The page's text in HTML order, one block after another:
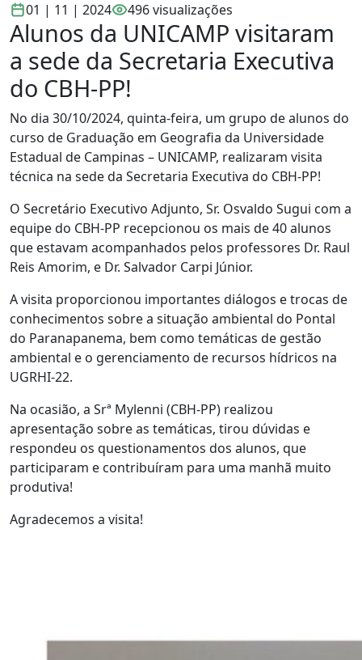
01 | 11 | 2024 496 visualizações
Alunos da UNICAMP visitaram
a sede da Secretaria Executiva
do CBH-PP!
No dia 30/10/2024, quinta-feira, um grupo de alunos do
curso de Graduação em Geografia da Universidade
Estadual de Campinas – UNICAMP, realizaram visita
técnica na sede da Secretaria Executiva do CBH-PP!
O Secretário Executivo Adjunto, Sr. Osvaldo Sugui com a
equipe do CBH-PP recepcionou os mais de 40 alunos
que estavam acompanhados pelos professores Dr. Raul
Reis Amorim, e Dr. Salvador Carpi Júnior.
A visita proporcionou importantes diálogos e trocas de
conhecimentos sobre a situação ambiental do Pontal
do Paranapanema, bem como temáticas de gestão
ambiental e o gerenciamento de recursos hídricos na
UGRHI-22.
Na ocasião, a Srª Mylenni (CBH-PP) realizou
apresentação sobre as temáticas, tirou dúvidas e
respondeu os questionamentos dos alunos, que
participaram e contribuíram para uma manhã muito
produtiva!
Agradecemos a visita!